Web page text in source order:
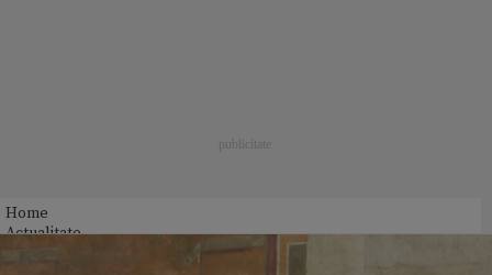
Home
Actualitate